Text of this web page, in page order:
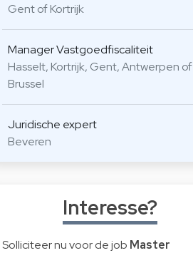
Gent of Kortrijk
Manager Vastgoedfiscaliteit
Hasselt, Kortrijk, Gent, Antwerpen of
Brussel
Juridische expert
Beveren
Interesse?
Solliciteer nu voor de job Master